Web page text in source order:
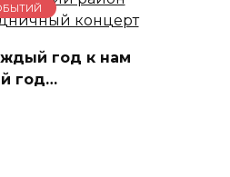
год к нам
год…